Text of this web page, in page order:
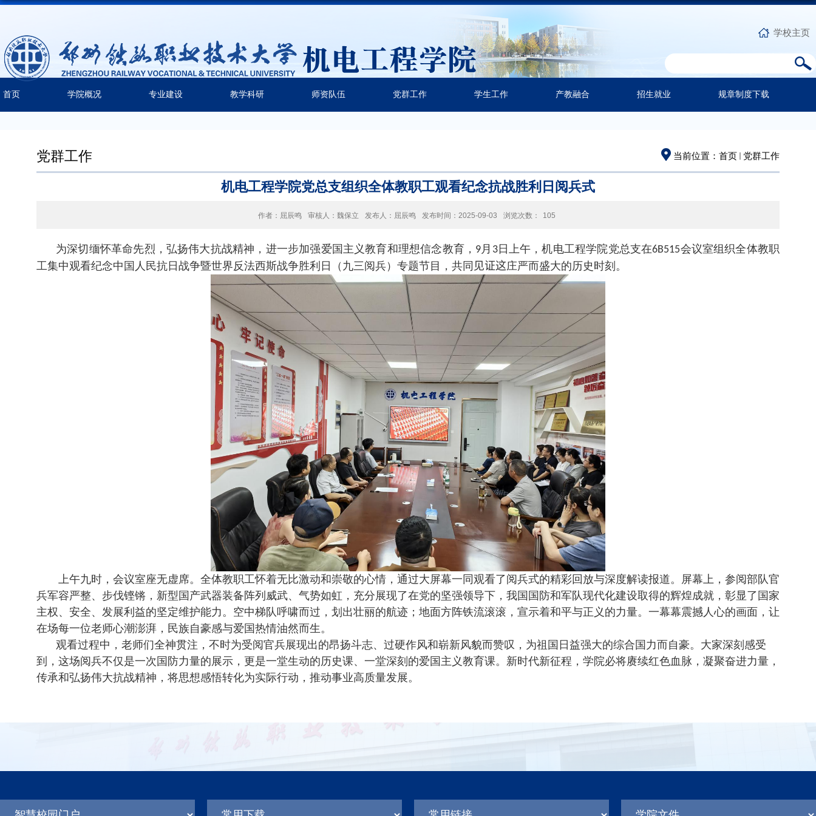
学校主页
首页 学院概况 专业建设 教学科研 师资队伍 党群工作 学生工作 产教融合 招生就业 规章制度下载
当前位置： 首页 党群工作
党群工作
机电工程学院党总支组织全体教职工观看纪念抗战胜利日阅兵式
作者：屈辰鸣 审核人：魏保立 发布人：屈辰鸣 发布时间：2025-09-03 浏览次数： 105
为深切缅怀革命先烈，弘扬伟大抗战精神，进一步加强爱国主义教育和理想信念教育， 9月 3日上午，机电工程学院党总支在6B515会议室组织全体教职
工集中观看纪念中国人民抗日战争暨世界反法西斯战争胜利日（九三阅兵）专题节目，共同 见证这庄严而盛大的历史时刻。
上午九时，会议室座无虚席。全体教职工怀着无比激动和崇敬的心情，通过大屏幕一同观看了阅兵式的精彩回放与深度解读报道。屏幕上，参阅部队官
兵军容严整、步伐铿锵，新型国产武器装备阵列威武、气势如虹，充分展现了在党的坚强领导下，我国国防和军队现代化建设取得的辉煌成就，彰显了国家
主权、安全、发展利益的坚定维护能力。空中梯队呼啸而过，划出壮丽的航迹；地面方阵铁流滚滚，宣示着和平与正义的力量。一幕幕震撼人心的画面，让
在场每一位老师心潮澎湃，民族自豪感与爱国热情油然而生。
观看过程中，老师们全神贯注，不时为受阅官兵展现出的昂扬斗志、过硬作风和崭新风貌而赞叹，为祖国日益强大的综合国力而自豪。大家深刻感受
到，这场阅兵不仅是一次国防力量的展示，更是一堂生动的历史课、一堂深刻的爱国主义教育课。新时代新征程，学院必将赓续红色血脉，凝聚奋进力量，
传承和弘扬伟大抗战精神，将思想感悟转化为实际行动，推动事业高质量发展。